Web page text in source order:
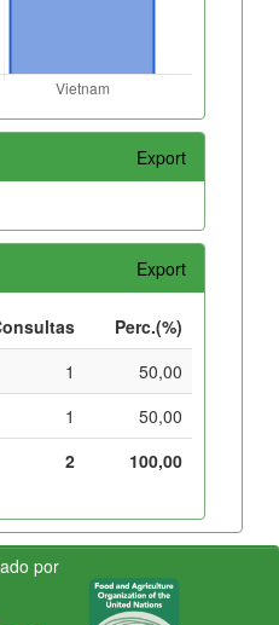
Export
Export
Perc.(%)
1
50,00
1
50,00
2
100,00
por